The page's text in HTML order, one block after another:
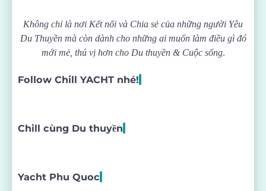
Không chỉ là nơi Kết nối và Chia sẻ của những người Yêu
Du Thuyền mà còn dành cho những ai muốn làm điều gì đó
mới mẻ, thú vị hơn cho Du thuyền & Cuộc sống.
Follow Chill YACHT nhé!
Chill cùng Du thuyền
Yacht Phu Quoc